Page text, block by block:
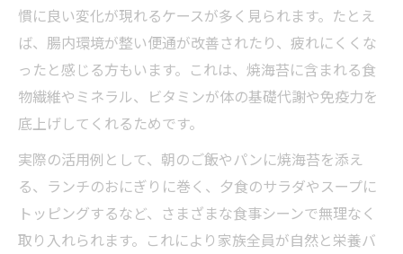
慣に良い変化が現れるケースが多く見られます。たとえ
ば、腸内環境が整い便通が改善されたり、疲れにくくな
ったと感じる方もいます。これは、焼海苔に含まれる食
物繊維やミネラル、ビタミンが体の基礎代謝や免疫力を
底上げしてくれるためです。
実際の活用例として、朝のご飯やパンに焼海苔を添え
る、ランチのおにぎりに巻く、夕食のサラダやスープに
トッピングするなど、さまざまな食事シーンで無理なく
取り入れられます。これにより家族全員が自然と栄養バ